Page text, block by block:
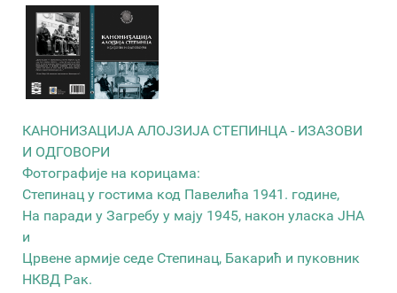
КАНОНИЗАЦИЈА АЛОЈЗИЈА СТЕПИНЦА - ИЗАЗОВИ
И ОДГОВОРИ
Фотографије на корицама:
Степинац у гостима код Павелића 1941. године,
На паради у Загребу у мају 1945, након уласка ЈНА
и
Црвене армије седе Степинац, Бакарић и пуковник
НКВД Рак.